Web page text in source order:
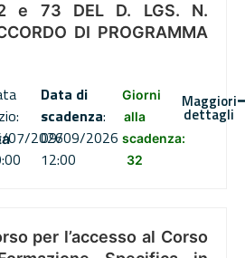
e 73 DEL D. LGS. N.
DI PROGRAMMA
07/2026
Data di
scadenza:
09/09/2026
12:00
Giorni
alla
scadenza:
32
Maggiori
dettagli
per l’accesso al Corso